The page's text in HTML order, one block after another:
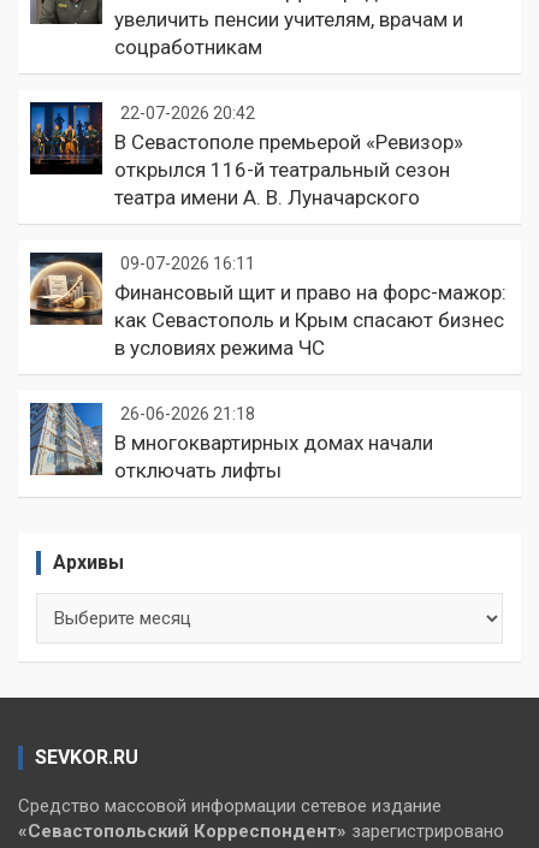
увеличить пенсии учителям, врачам и
соцработникам
22-07-2026 20:42
В Севастополе премьерой «Ревизор»
открылся 116-й театральный сезон
театра имени А. В. Луначарского
09-07-2026 16:11
Финансовый щит и право на форс-мажор:
как Севастополь и Крым спасают бизнес
в условиях режима ЧС
26-06-2026 21:18
В многоквартирных домах начали
отключать лифты
Архивы
SEVKOR.RU
Средство массовой информации сетевое издание
«Севастопольский Корреспондент» зарегистрировано